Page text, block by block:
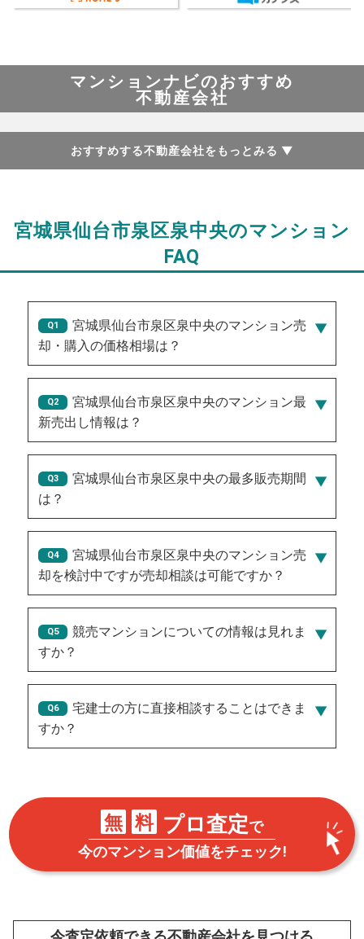
おすすめする不動産会社をもっとみる ▼
マンションナビのおすすめ
不動産会社
宮城県仙台市泉区泉中央のマンション
FAQ
宮城県仙台市泉区泉中央のマンション売
却・購入の価格相場は？
宮城県仙台市泉区泉中央のマンション最
新売出し情報は？
2026/08/06/2,950万円 、 2026/08/05/2,250万円 、
2026/08/06/2,850万円 、 2026/08/03/2,950万円
、
2026/08/05/2,650万円
宮城県仙台市泉区泉中央の最多販売期間
は？
30
宮城県仙台市泉区泉中央のマンション売
却を検討中ですが売却相談は可能ですか？
競売マンションについての情報は見れま
すか？
宅建士の方に直接相談することはできま
すか？
無 料 プロ査定で
今のマンション価値をチェック!